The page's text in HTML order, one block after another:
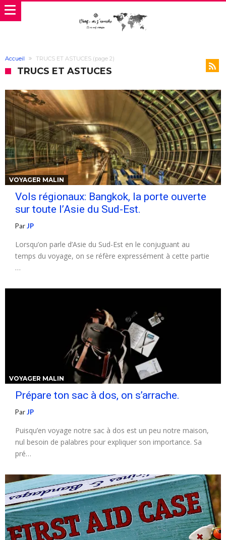
Accueil TRUCS ET ASTUCES (page 2)
TRUCS ET ASTUCES
VOYAGER MALIN
Vols régionaux: Bangkok, la porte ouverte
sur toute l’Asie du Sud-Est.
ParJP
Lorsqu’on parle d’Asie du Sud-Est en le conjuguant au
temps du voyage, on se réfère expressément à cette partie
…
VOYAGER MALIN
Prépare ton sac à dos, on s’arrache.
ParJP
Puisqu’en voyage notre sac à dos est un peu notre maison,
nul besoin de palabres pour expliquer son importance. Sa
pré…